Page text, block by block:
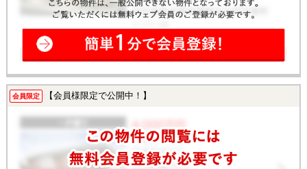
会員限定 【会員様限定で公開中！】